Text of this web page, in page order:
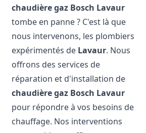
chaudière gaz Bosch Lavaur
tombe en panne ? C'est là que
nous intervenons, les plombiers
expérimentés de Lavaur. Nous
offrons des services de
réparation et d'installation de
chaudière gaz Bosch Lavaur
pour répondre à vos besoins de
chauffage. Nos interventions